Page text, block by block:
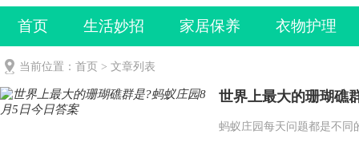
首页 生活妙招 家居保养 衣物护理
当前位置： 首页 > 文章列表
世界上最大的珊瑚礁
蚂蚁庄园每天问题都是不同